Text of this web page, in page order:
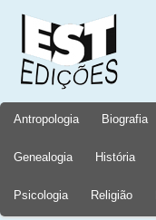
Antropologia Biografia
Genealogia História
Psicologia Religião